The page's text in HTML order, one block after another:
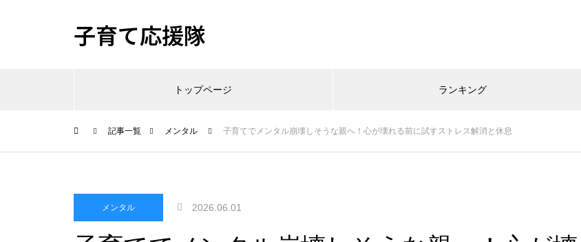
子育て応援隊
トップページ ランキング
記事一覧 メンタル 子育てでメンタル崩壊しそうな親へ！心が壊れる前に試すストレス解消と休息
メンタル 2026.06.01